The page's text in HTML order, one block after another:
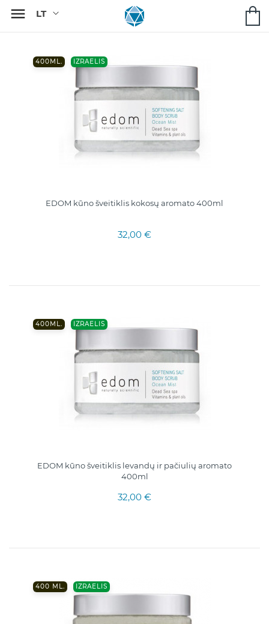

400ML. IZRAELIS
EDOM kūno šveitiklis kokosų aromato 400ml
32,00 €
400ML. IZRAELIS
EDOM kūno šveitiklis levandų ir pačiulių aromato
400ml
32,00 €
400 ML. IZRAELIS